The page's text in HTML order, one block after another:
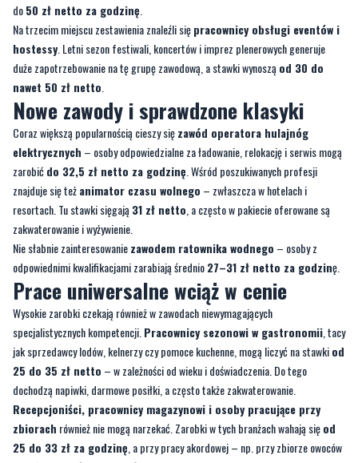
duże zapotrzebowanie na tę grupę zawodową, a stawki wynoszą
nawet 50 zł netto.
Nowe zawody i sprawdzone klasyki
Coraz większą popularnością cieszy sięzawód operatora hulajnóg
elektrycznych– osoby odpowiedzialne za ładowanie, relokację i serwis mogą
zarobićdo 32,5 zł netto za godzinę. Wśród poszukiwanych profesji
znajduje się teżanimator czasu wolnego– zwłaszcza w hotelach i
resortach. Tu stawki sięgają31 zł netto, a często w pakiecie oferowane są
zakwaterowanie i wyżywienie.
Nie słabnie zainteresowaniezawodem ratownika wodnego– osoby z
odpowiednimi kwalifikacjami zarabiają średnio27–31 zł netto za godzin
Prace uniwersalne wciąż w cenie
Wysokie zarobki czekają również w zawodach niewymagających
specjalistycznych kompetencji.Pracownicy sezonowi w gastronomii, tacy
jak sprzedawcy lodów, kelnerzy czy pomoce kuchenne, mogą liczyć na stawki
25 do 35 zł netto– w zależności od wieku i doświadczenia. Do tego
dochodzą napiwki, darmowe posiłki, a często także zakwaterowanie.
Recepcjoniści, pracownicy magazynowi i osoby pracujące przy
zbiorach również nie mogą narzekać. Zarobki w tych branżach wahają się
25 do 33 zł za godzinę, a przy pracy akordowej – np. przy zbiorze owoców
– można zarobić nawet50 zł za godzinę.
Wakacje z dziećmi? Można też zarobić
Dobrze opłacane są takżeprace opiekuńcze. Nianie na wakacjach mogą